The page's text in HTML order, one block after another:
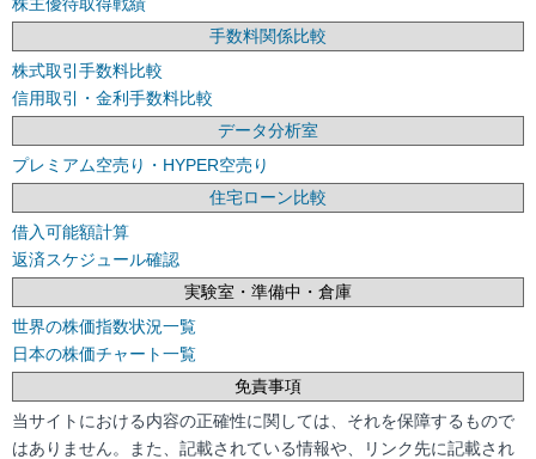
手数料関係比較
株式取引手数料比較
信用取引・金利手数料比較
データ分析室
プレミアム空売り・HYPER空売り
住宅ローン比較
借入可能額計算
返済スケジュール確認
実験室・準備中・倉庫
世界の株価指数状況一覧
日本の株価チャート一覧
免責事項
当サイトにおける内容の正確性に関しては、それを保障するもので
はありません。また、記載されている情報や、リンク先に記載され